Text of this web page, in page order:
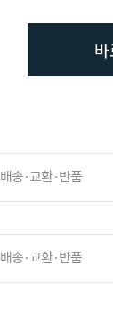
배송·교환·반품
배송·교환·반품